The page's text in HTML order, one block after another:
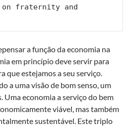
on fraternity and
a função da economia na
em princípio deve servir para
que estejamos a seu serviço.
a uma visão de bom senso, um
Uma economia a serviço do bem
viável, mas também
sustentável. Este triplo